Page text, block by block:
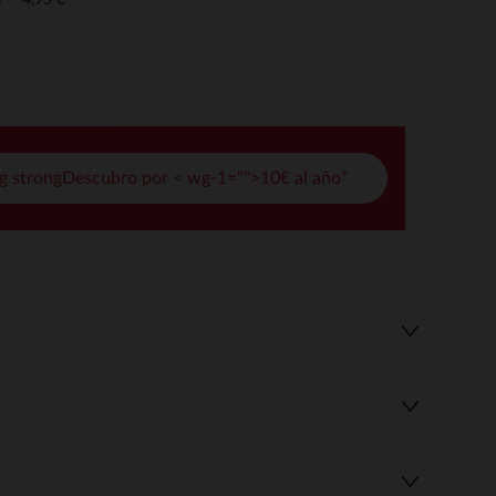
strongDescubro por < wg-1="">10€ al año*